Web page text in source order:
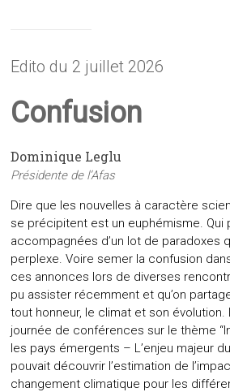
Edito du 2 juillet 2026
Confusion
Dominique Leglu
Présidente de l’Afas
Dire que les nouvelles à caractère
se précipitent est un euphémisme. Qui
accompagnées d’un lot de paradoxes
perplexe. Voire semer la confusion
ces annonces lors de diverses
pu assister récemment et qu’on
tout honneur, le climat et son évolution.
journée de conférences sur le thème
les pays émergents – L’enjeu majeur
pouvait découvrir l’estimation de
changement climatique pour les